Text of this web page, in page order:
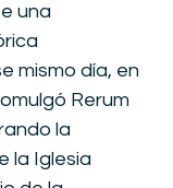
una
mismo día, en
Rerum
la
la Iglesia